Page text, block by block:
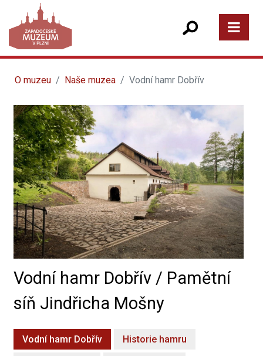
O muzeu Naše muzea Vodní hamr Dobřív
Vodní hamr Dobřív / Pamětní
síň Jindřicha Mošny
Vodní hamr Dobřív Historie hamru